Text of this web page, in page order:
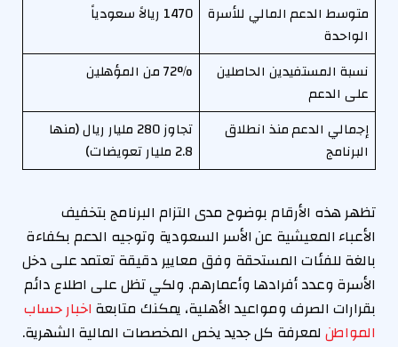
متوسط الدعم المالي للأسرة
الواحدة
1470 ريالاً سعودياً
نسبة المستفيدين الحاصلين
على الدعم
72% من المؤهلين
إجمالي الدعم منذ انطلاق
البرنامج
تجاوز 280 مليار ريال (منها
2.8 مليار تعويضات)
تظهر هذه الأرقام بوضوح مدى التزام البرنامج بتخفيف
الأعباء المعيشية عن الأسر السعودية وتوجيه الدعم بكفاءة
بالغة للفئات المستحقة وفق معايير دقيقة تعتمد على دخل
الأسرة وعدد أفرادها وأعمارهم. ولكي تظل على اطلاع دائم
بقرارات الصرف ومواعيد الأهلية، يمكنك متابعة اخبار حساب
المواطن لمعرفة كل جديد يخص المخصصات المالية الشهرية.